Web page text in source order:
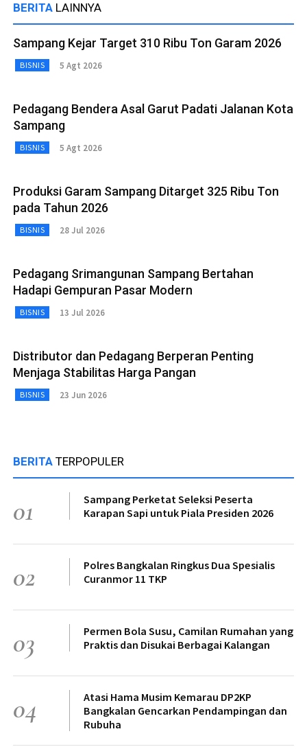
BERITA LAINNYA
Sampang Kejar Target 310 Ribu Ton Garam 2026
BISNIS 5 Agt 2026
Pedagang Bendera Asal Garut Padati Jalanan Kota
Sampang
BISNIS 5 Agt 2026
Produksi Garam Sampang Ditarget 325 Ribu Ton
pada Tahun 2026
BISNIS 28 Jul 2026
Pedagang Srimangunan Sampang Bertahan
Hadapi Gempuran Pasar Modern
BISNIS 13 Jul 2026
Distributor dan Pedagang Berperan Penting
Menjaga Stabilitas Harga Pangan
BISNIS 23 Jun 2026
BERITA TERPOPULER
01
Sampang Perketat Seleksi Peserta
Karapan Sapi untuk Piala Presiden 2026
02
Polres Bangkalan Ringkus Dua Spesialis
Curanmor 11 TKP
03
Permen Bola Susu, Camilan Rumahan yang
Praktis dan Disukai Berbagai Kalangan
04
Atasi Hama Musim Kemarau DP2KP
Bangkalan Gencarkan Pendampingan dan
Rubuha